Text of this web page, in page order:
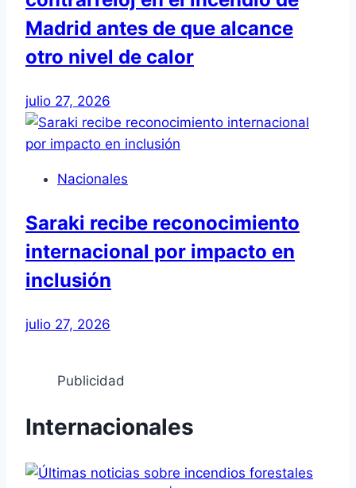
Madrid antes de que alcance
otro nivel de calor
julio 27, 2026
Nacionales
Saraki recibe reconocimiento
internacional por impacto en
inclusión
julio 27, 2026
Publicidad
Internacionales